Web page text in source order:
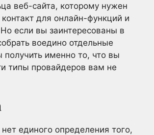
веб-сайта, которому нужен
для онлайн-функций и
если вы заинтересованы в
воедино отдельные
получить именно то, что вы
типы провайдеров вам не
единого определения того,